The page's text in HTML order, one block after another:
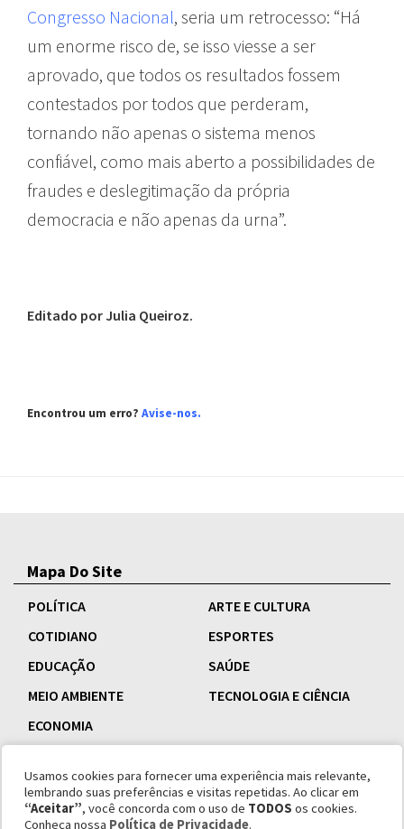
Congresso Nacional, seria um retrocesso: “Há
um enorme risco de, se isso viesse a ser
aprovado, que todos os resultados fossem
contestados por todos que perderam,
tornando não apenas o sistema menos
confiável, como mais aberto a possibilidades de
fraudes e deslegitimação da própria
democracia e não apenas da urna”.
Editado por Julia Queiroz.
Encontrou um erro? Avise-nos.
Mapa Do Site
POLÍTICA
ARTE E CULTURA
COTIDIANO
ESPORTES
EDUCAÇÃO
SAÚDE
MEIO AMBIENTE
TECNOLOGIA E CIÊNCIA
ECONOMIA
Usamos cookies para fornecer uma experiência mais relevante,
lembrando suas preferências e visitas repetidas. Ao clicar em
“Aceitar”, você concorda com o uso de TODOS os cookies.
Conheça nossa Política de Privacidade.